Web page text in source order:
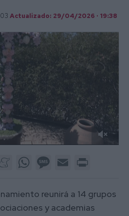
Actualizado: 29/04/2026 · 19:38
MeneameWhatsAppMessage
Email
reunirá a 14 grupos
y academias